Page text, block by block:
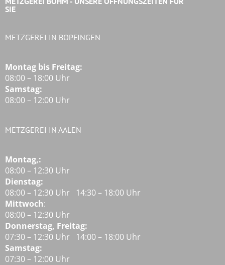
SIE
METZGEREI IN BOPFINGEN
Montag bis Freitag:
08:00 – 18:00 Uhr
Samstag:
08:00 – 12:00 Uhr
METZGEREI IN AALEN
Montag,:
08:00 – 12:30 Uhr
Dienstag:
08:00 – 12:30 Uhr 14:30 – 18:00 Uhr
Mittwoch:
08:00 – 12:30 Uhr
Donnerstag, Freitag:
07:30 – 12:30 Uhr 14:00 – 18:00 Uhr
Samstag:
07:30 – 12:00 Uhr